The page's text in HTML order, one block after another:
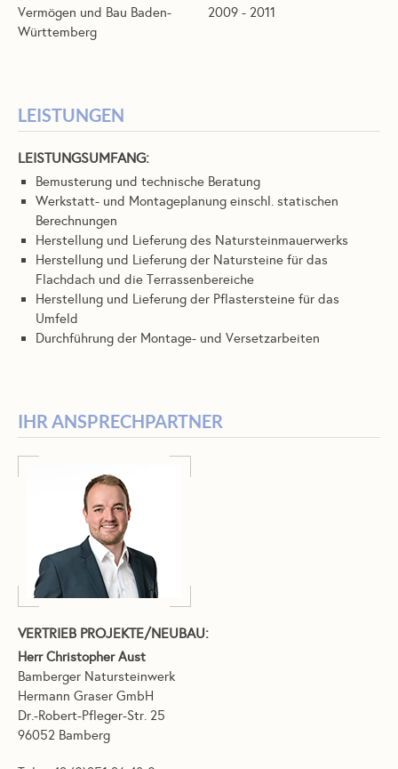
Vermögen und Bau Baden-
Württemberg
2009 - 2011
LEISTUNGEN
LEISTUNGSUMFANG:
Bemusterung und technische Beratung
Werkstatt- und Montageplanung einschl. statischen
Berechnungen
Herstellung und Lieferung des Natursteinmauerwerks
Herstellung und Lieferung der Natursteine für das
Flachdach und die Terrassenbereiche
Herstellung und Lieferung der Pflastersteine für das
Umfeld
Durchführung der Montage- und Versetzarbeiten
IHR ANSPRECHPARTNER
VERTRIEB PROJEKTE/NEUBAU:
Herr Christopher Aust
Bamberger Natursteinwerk
Hermann Graser GmbH
Dr.-Robert-Pfleger-Str. 25
96052 Bamberg